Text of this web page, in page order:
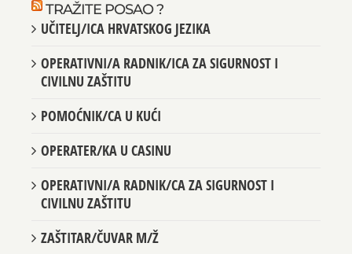
TRAŽITE POSAO ?
UČITELJ/ICA HRVATSKOG JEZIKA
OPERATIVNI/A RADNIK/ICA ZA SIGURNOST I
CIVILNU ZAŠTITU
POMOĆNIK/CA U KUĆI
OPERATER/KA U CASINU
OPERATIVNI/A RADNIK/CA ZA SIGURNOST I
CIVILNU ZAŠTITU
ZAŠTITAR/ČUVAR M/Ž